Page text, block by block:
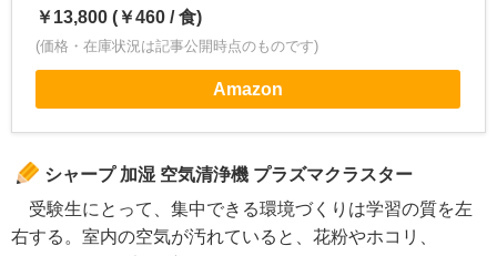
￥13,800 (￥460 / 食)
(価格・在庫状況は記事公開時点のものです)
Amazon
シャープ 加湿 空気清浄機 プラズマクラスター
受験生にとって、集中できる環境づくりは学習の質を左
右する。室内の空気が汚れていると、花粉やホコリ、